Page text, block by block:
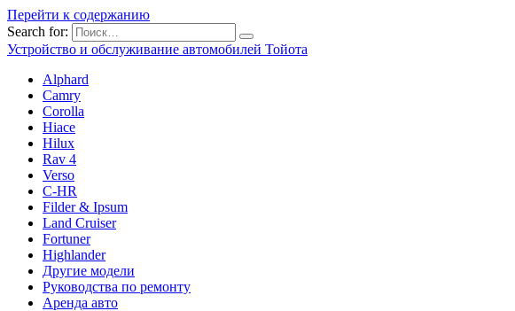
Перейти к содержанию
Search for:
Устройство и обслуживание автомобилей Тойота
Alphard
Camry
Corolla
Hiace
Hilux
Rav 4
Verso
C-HR
Filder & Ipsum
Land Cruiser
Fortuner
Highlander
Другие модели
Руководства по ремонту
Аренда авто